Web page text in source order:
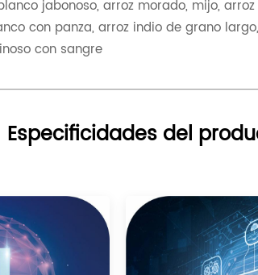
jabonoso, arroz morado, mijo,
con panza, arroz indio de grano
con sangre
Especificidades del